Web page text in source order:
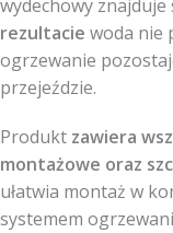
wydechowy
rezultacie woda nie
ogrzewanie
przejeździe.
Produkt zawiera
montażowe oraz
ułatwia montaż w
systemem